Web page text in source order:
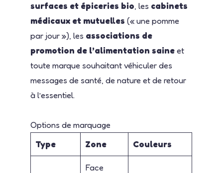
surfaces et épiceries bio, les cabinets
médicaux et mutuelles (« une pomme
par jour »), les associations de
promotion de l’alimentation saineet
toute marque souhaitant véhiculer des
messages de santé, de nature et de retour
à l’essentiel.
Options de marquage
Type
Zone Couleurs
Face